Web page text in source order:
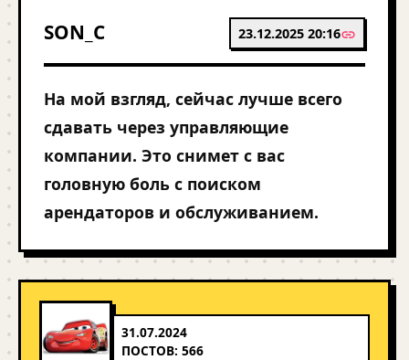
SON_C 23.12.2025 20:16
На мой взгляд, сейчас лучше всего
сдавать через управляющие
компании. Это снимет с вас
головную боль с поиском
арендаторов и обслуживанием.
31.07.2024
ПОСТОВ: 566